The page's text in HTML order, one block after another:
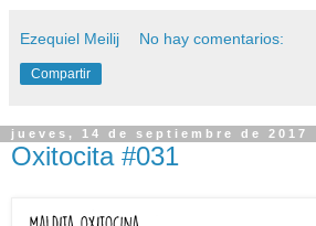
Ezequiel Meilij No hay comentarios:
Compartir
jueves, 14 de septiembre de 2017
Oxitocita #031